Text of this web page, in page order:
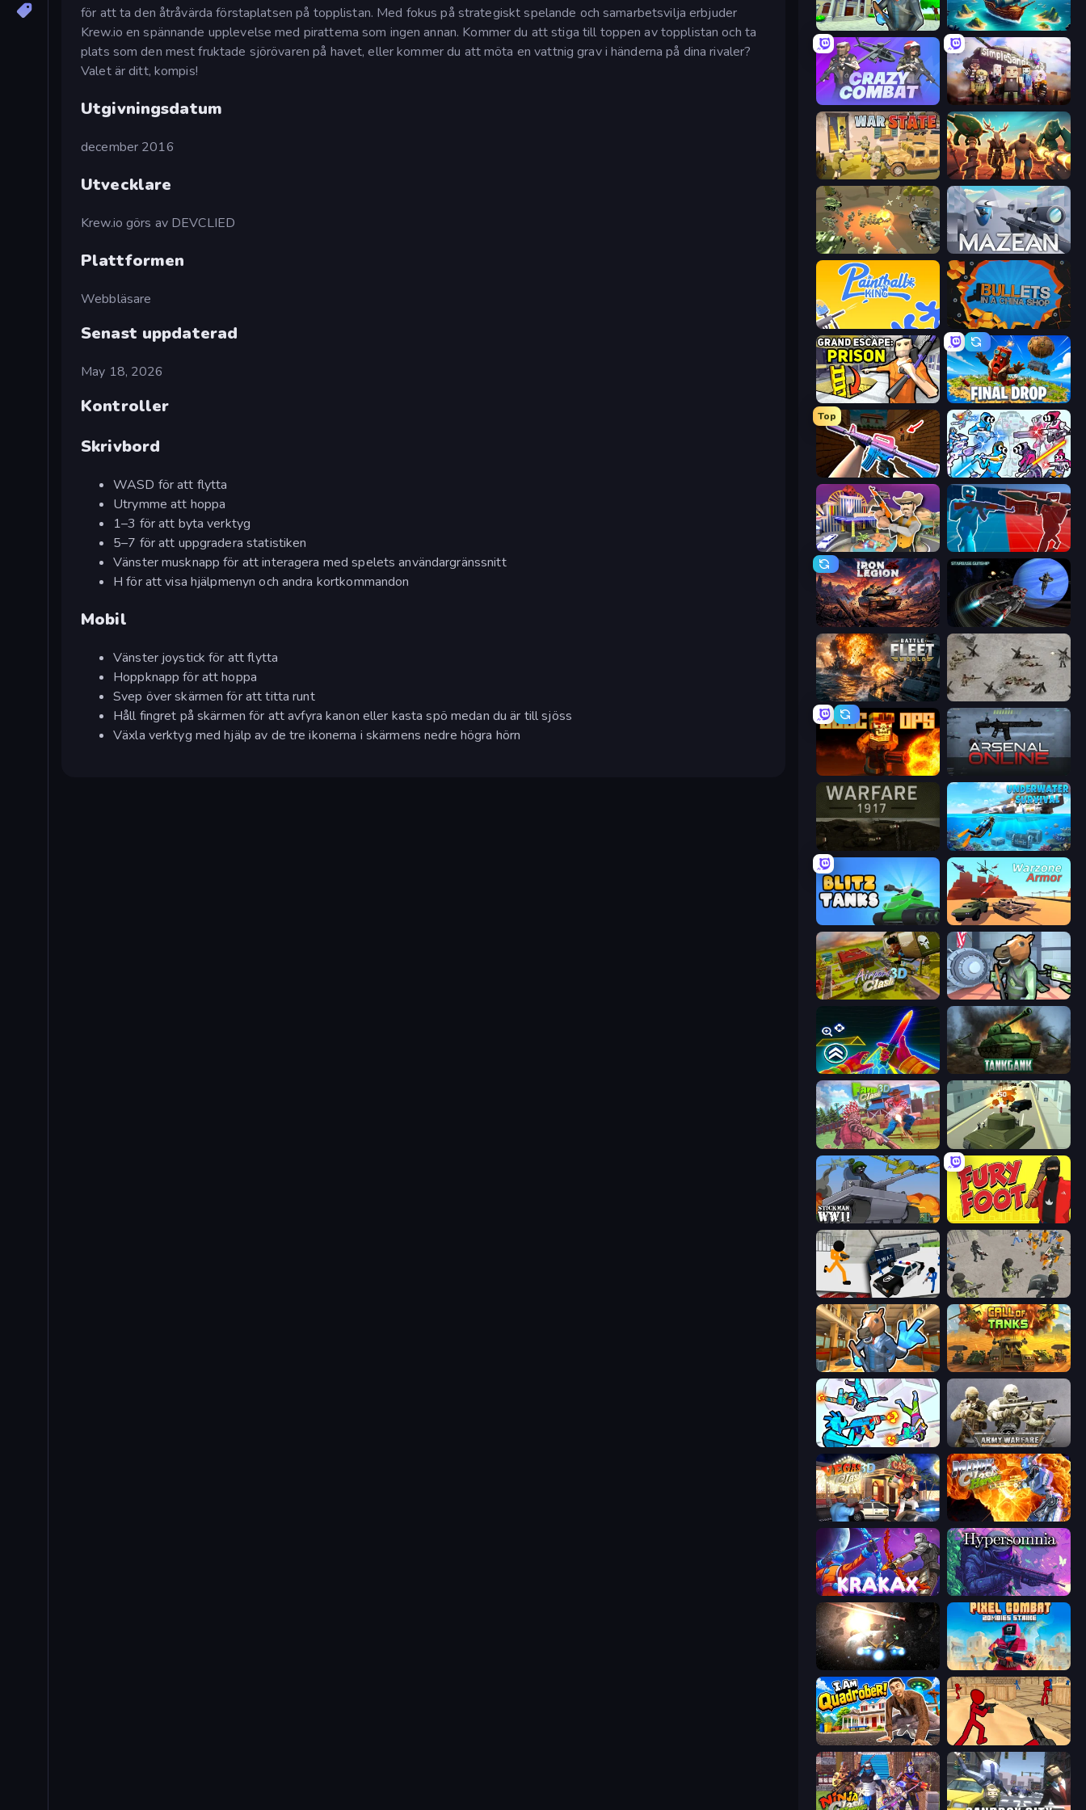
för att ta den åtråvärda förstaplatsen på topplistan. Med fokus på strategiskt spelande och samarbetsvilja erbjuder
Krew.io en spännande upplevelse med pirattema som ingen annan. Kommer du att stiga till toppen av topplistan och ta
plats som den mest fruktade sjörövaren på havet, eller kommer du att möta en vattnig grav i händerna på dina rivaler?
Valet är ditt, kompis!
Utgivningsdatum
december 2016
Utvecklare
Krew.io görs av DEVCLIED
Plattformen
Webbläsare
Senast uppdaterad
May 18, 2026
Kontroller
Skrivbord
WASD för att flytta
Utrymme att hoppa
1–3 för att byta verktyg
5–7 för att uppgradera statistiken
Vänster musknapp för att interagera med spelets användargränssnitt
H för att visa hjälpmenyn och andra kortkommandon
Mobil
Vänster joystick för att flytta
Hoppknapp för att hoppa
Svep över skärmen för att titta runt
Håll fingret på skärmen för att avfyra kanon eller kasta spö medan du är till sjöss
Växla verktyg med hjälp av de tre ikonerna i skärmens nedre högra hörn
Bank Robbery 3 One Treasure
Crazy Combat Simple Sandbox 3
War State IO: Conquer Battles Horde Crusher
WW1 Battle Simulator Mazean
Paintball King BULLets in a China Shop
Grand Escape: Prison Final Drop
Top
KS Z Space Wars Battleground
Casino Robbery Battle of the Soldiers: Red vs Blue
Iron Legion Starbase Gunship
Battle Fleet World Warfare 1944
BLOCOPS Arsenal Online
Warfare 1917 Underwater Survival: Deep Dive
Warzone Armor
Airport Clash 3D Bank Robbery
Surf GO Parkour Tankgank
Farm Clash 3D Secret Agent James
Stickman WW2 Fury Foot
Stickman Prison: Counter Assault Battle Simulator: Prison & Police
Bank Robbery 2 Call of Tanks
Gravity Arena Shooter Army Warfare
Vegas Clash 3D Moon Clash Heroes
Krakax Hypersomnia
Space Battle Pixel Combat: Zombies Strike
I Am Quadrober! Stickman Counter Terror Strike